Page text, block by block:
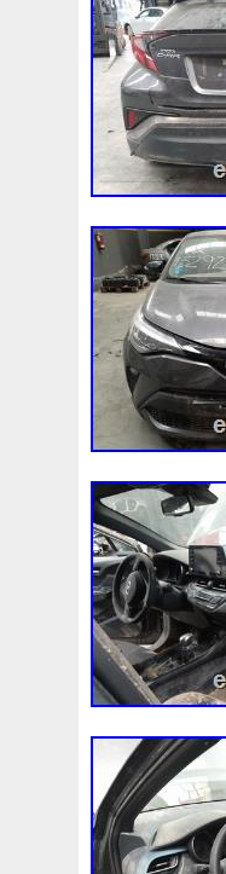
du produit.
conditions
dans son
manipulé
pas avoir
utiliser
pas
peine de
produit
le
produit
présente
du
acceptera
selon le
pieza es
VIN de tu
compatible
VIN
si cette
pouvez
pouvons le
für Ihr
Nummer
tuo
jouw